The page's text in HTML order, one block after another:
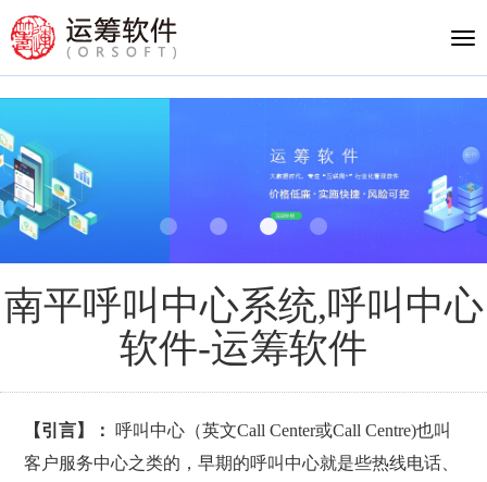
南平呼叫中心系统,呼叫中心
软件-运筹软件
【引言】：
呼叫中心（英文Call Center或Call Centre)也叫
客户服务中心之类的，早期的呼叫中心就是些热线电话、